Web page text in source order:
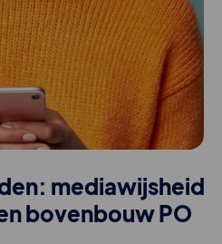
mediawijsheid
bovenbouw PO